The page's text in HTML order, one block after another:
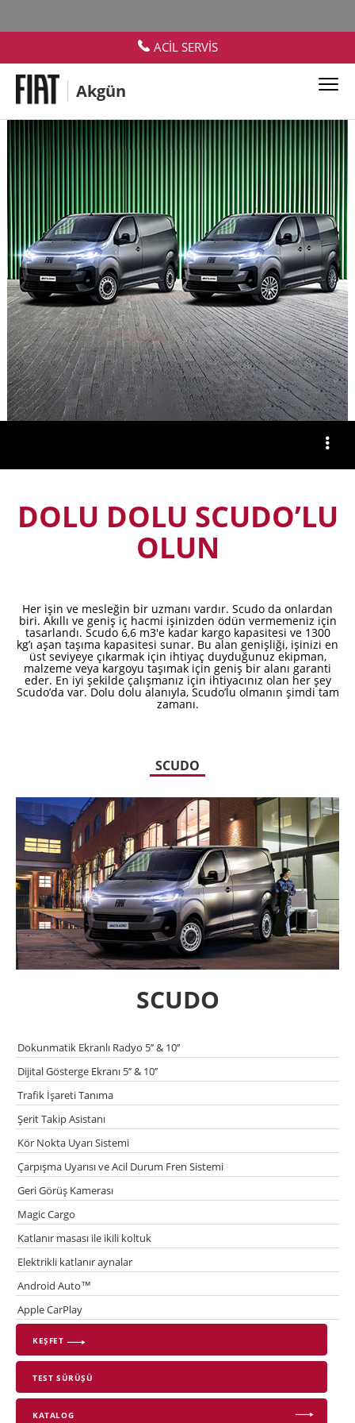
ACİL SERVİS
Akgün
DOLU DOLU SCUDO’LU
OLUN
Her işin ve mesleğin bir uzmanı vardır. Scudo da onlardan
biri. Akıllı ve geniş iç hacmi işinizden ödün vermemeniz için
tasarlandı. Scudo 6,6 m3'e kadar kargo kapasitesi ve 1300
kg’ı aşan taşıma kapasitesi sunar. Bu alan genişliği, işinizi en
üst seviyeye çıkarmak için ihtiyaç duyduğunuz ekipman,
malzeme veya kargoyu taşımak için geniş bir alanı garanti
eder. En iyi şekilde çalışmanız için ihtiyacınız olan her şey
Scudo’da var. Dolu dolu alanıyla, Scudo’lu olmanın şimdi tam
zamanı.
SCUDO
SCUDO
Dokunmatik Ekranlı Radyo 5’’ & 10’’
Dijital Gösterge Ekranı 5’’ & 10’’
Trafik İşareti Tanıma
Şerit Takip Asistanı
Kör Nokta Uyarı Sistemi
Çarpışma Uyarısı ve Acil Durum Fren Sistemi
Geri Görüş Kamerası
Magic Cargo
Katlanır masası ile ikili koltuk
Elektrikli katlanır aynalar
Android Auto™
Apple CarPlay
KEŞFET
TEST SÜRÜŞÜ
KATALOG